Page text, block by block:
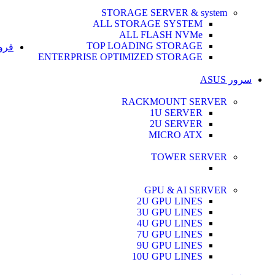
STORAGE SERVER & system
ALL STORAGE SYSTEM
ALL FLASH NVMe
TOP LOADING STORAGE
ENTERPRISE OPTIMIZED STORAGE
سرور ASUS
RACKMOUNT SERVER
1U SERVER
2U SERVER
MICRO ATX
TOWER SERVER
GPU & AI SERVER
2U GPU LINES
3U GPU LINES
4U GPU LINES
7U GPU LINES
9U GPU LINES
10U GPU LINES